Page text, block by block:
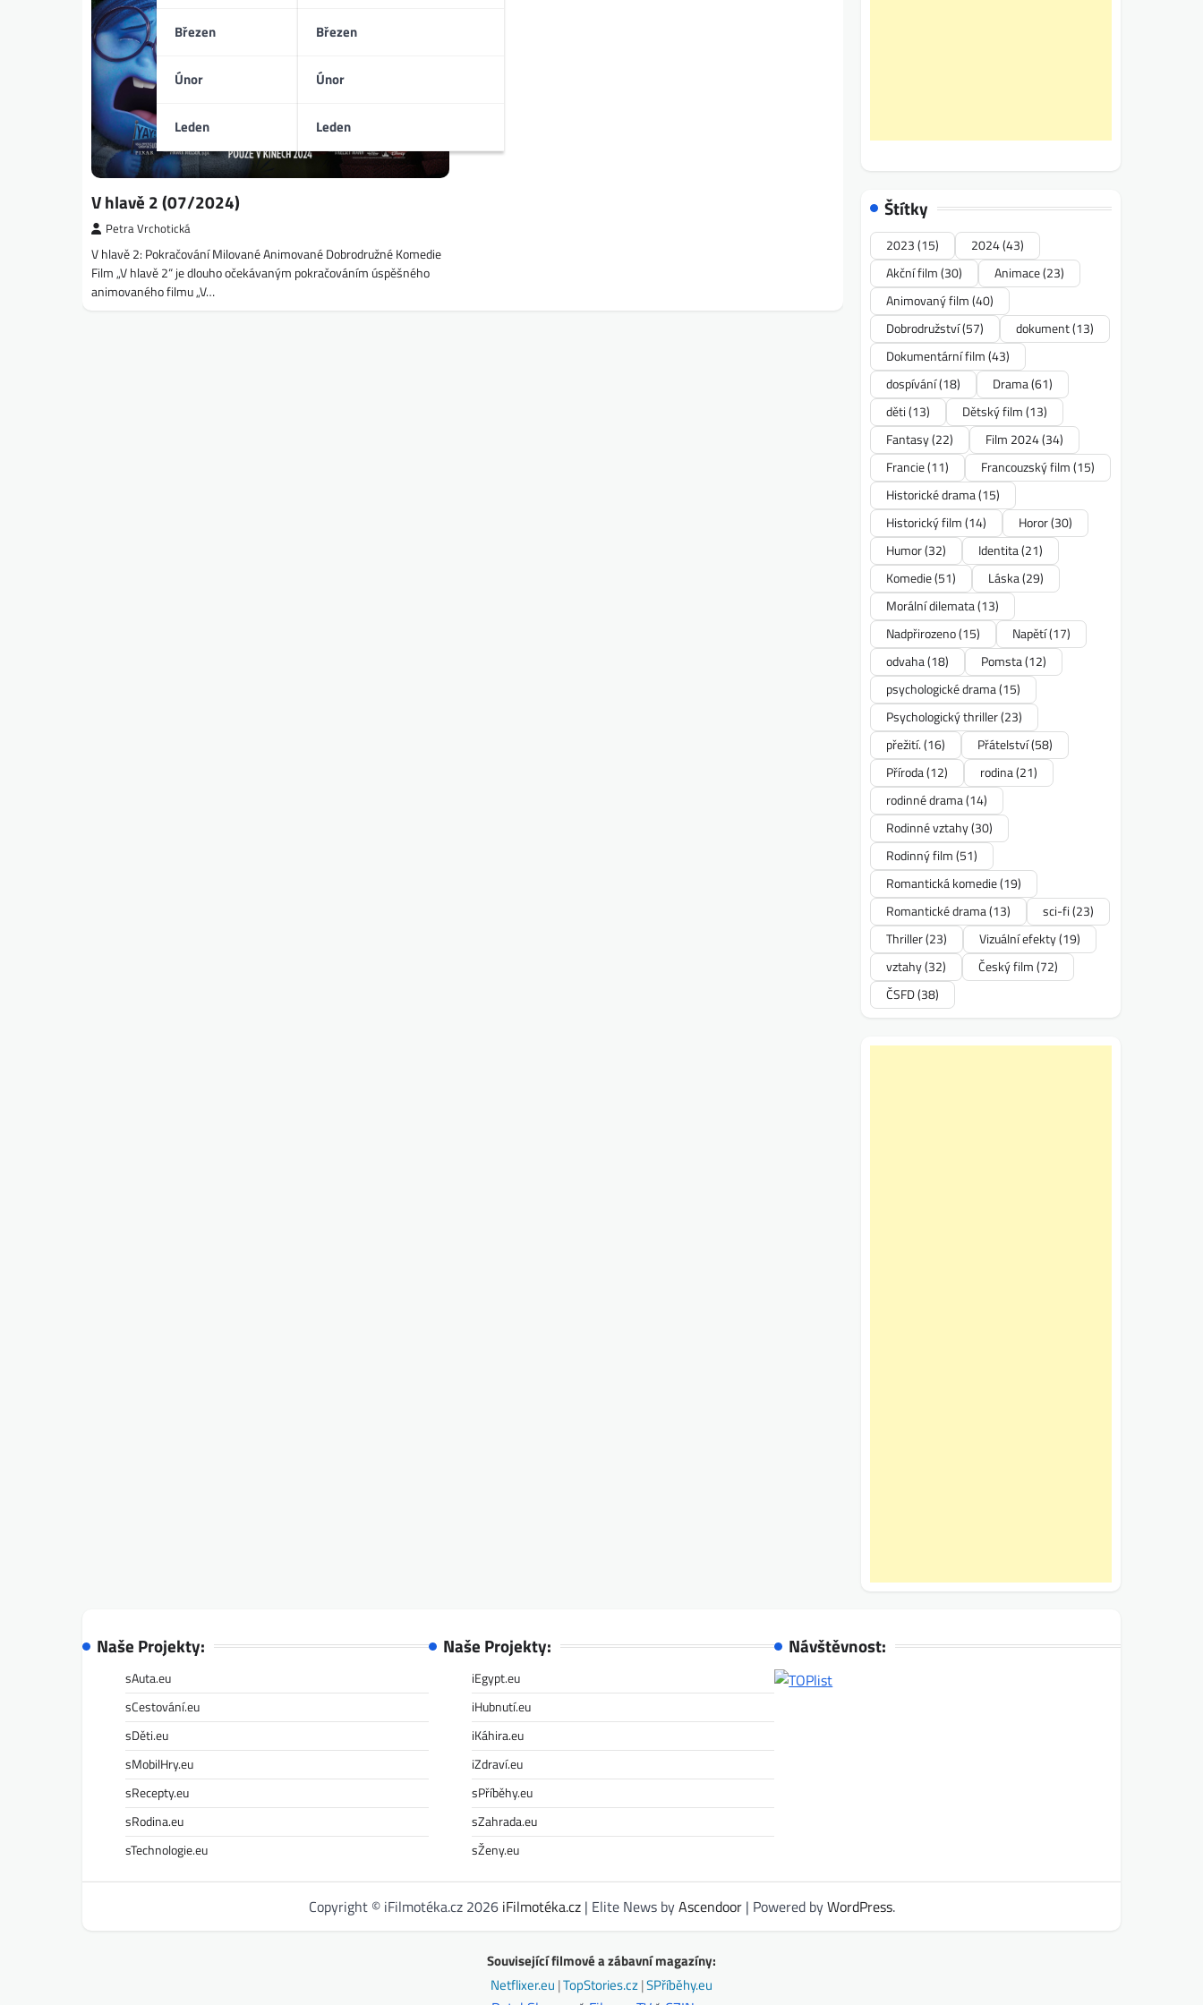
Březen
Únor
Leden
Březen
Únor
Leden
V hlavě 2 (07/2024)
Petra Vrchotická
V hlavě 2: Pokračování Milované Animované Dobrodružné Komedie
Film „V hlavě 2“ je dlouho očekávaným pokračováním úspěšného
animovaného filmu „V…
Štítky
2023(15) 2024(43)
Akční film(30) Animace(23)
Animovaný film(40)
Dobrodružství(57) dokument(13)
Dokumentární film(43)
dospívání(18) Drama(61)
děti(13) Dětský film(13)
Fantasy(22) Film 2024(34)
Francie(11) Francouzský film(15)
Historické drama(15)
Historický film(14) Horor(30)
Humor(32) Identita(21)
Komedie(51) Láska(29)
Morální dilemata(13)
Nadpřirozeno(15) Napětí(17)
odvaha(18) Pomsta(12)
psychologické drama(15)
Psychologický thriller(23)
přežití.(16) Přátelství(58)
Příroda(12) rodina(21)
rodinné drama(14)
Rodinné vztahy(30)
Rodinný film(51)
Romantická komedie(19)
Romantické drama(13) sci-fi(23)
Thriller(23) Vizuální efekty(19)
vztahy(32) Český film(72)
ČSFD(38)
Naše Projekty:
sAuta.eu
sCestování.eu
sDěti.eu
sMobilHry.eu
sRecepty.eu
sRodina.eu
sTechnologie.eu
Naše Projekty:
iEgypt.eu
iHubnutí.eu
iKáhira.eu
iZdraví.eu
sPříběhy.eu
sZahrada.eu
sŽeny.eu
Návštěvnost:
Copyright © iFilmotéka.cz 2026 iFilmotéka.cz| Elite News byAscendoor| Powered byWordPress.
Související filmové a zábavní magazíny:
Netflixer.eu |TopStories.cz|SPříběhy.eu